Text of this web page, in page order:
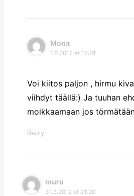
Mona
1.6.2012 at 17:01
Voi kiitos paljon , hirmu
viihdyt täällä:) Ja tuuhan
moikkaamaan jos
Reply
muru
31.5.2012 at 21:20